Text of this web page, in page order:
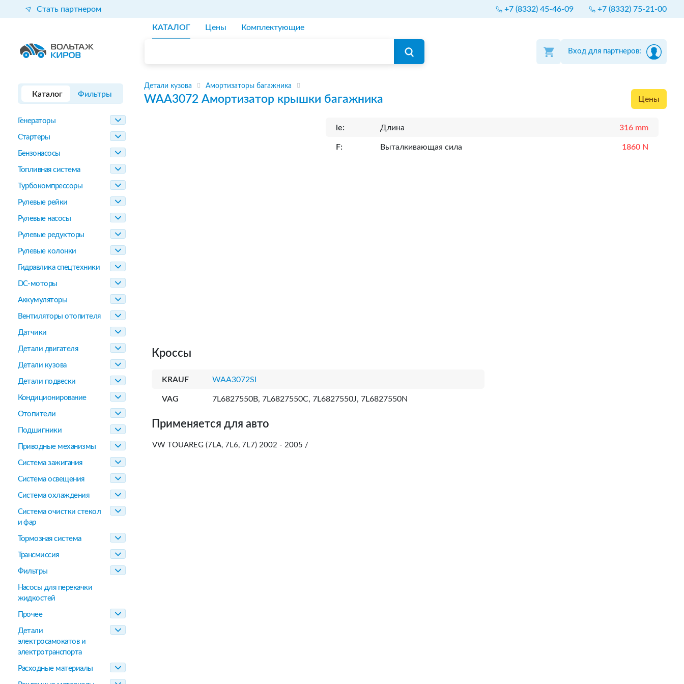
Стать партнером +7 (8332) 45-46-09 +7 (8332) 75-21-00
КАТАЛОГ Цены Комплектующие
Вход для партнеров:
Каталог Фильтры
Генераторы
Стартеры
Бензонасосы
Топливная система
Турбокомпрессоры
Рулевые рейки
Рулевые насосы
Рулевые редукторы
Рулевые колонки
Гидравлика спецтехники
DC-моторы
Аккумуляторы
Вентиляторы отопителя
Датчики
Детали двигателя
Детали кузова
Детали подвески
Кондиционирование
Отопители
Подшипники
Приводные механизмы
Система зажигания
Система освещения
Система охлаждения
Система очистки стекол
и фар
Тормозная система
Трансмиссия
Фильтры
Насосы для перекачки
жидкостей
Прочее
Детали
электросамокатов и
электротранспорта
Расходные материалы
Детали кузова Амортизаторы багажника
WAA3072 Амортизатор крышки багажника Цены
le: Длина 316 mm
F: Выталкивающая сила 1860 N
Кроссы
KRAUF WAA3072SI
VAG 7L6827550B, 7L6827550C, 7L6827550J, 7L6827550N
Применяется для авто
VW TOUAREG (7LA, 7L6, 7L7) 2002 - 2005 /